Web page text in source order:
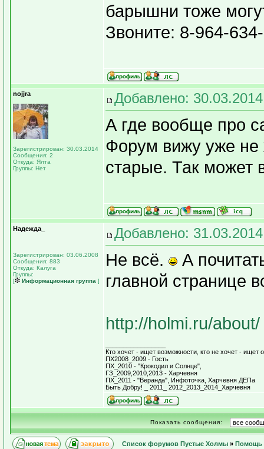
барышни тоже
Звоните: 8-964-
nojjra
Зарегистрирован: 30.03.2014
Сообщения: 2
Откуда: Ялта
Группы: Нет
Добавлено:
А где вообще про
Форум вижу уже не
старые. Так может
Надежда_
Зарегистрирован: 03.06.2008
Сообщения: 883
Откуда: Калуга
Группы:
[
Информационная группа ]
Добавлено:
Не всё.
А
главной странице
http://holmi.ru/about/
Кто хочет - ищет возможности, кто не хочет - ищет
ПХ2008_2009 - Гость
ПХ_2010 - "Крокодил и Солнце",
ГЗ_2009,2010,2013 - Харчевня
ПХ_2011 - "Веранда", Инфоточка, Харчевня ДЕПа
Быть Добру! _ 2011_ 2012_2013_2014_Харчевня
Показать сообщения:
Список форумов Пустые Холмы » Помощь